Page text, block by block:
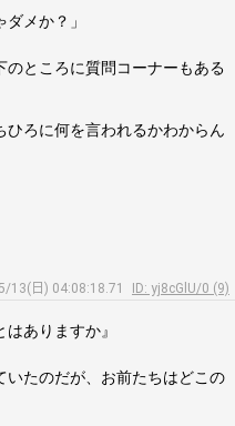
メか？」
ところに質問コーナーもある
ろに何を言われるかわからん
13(日) 04:08:18.71
ID: yj8cGlU/0 (9)
ありますか』
たのだが、お前たちはどこの